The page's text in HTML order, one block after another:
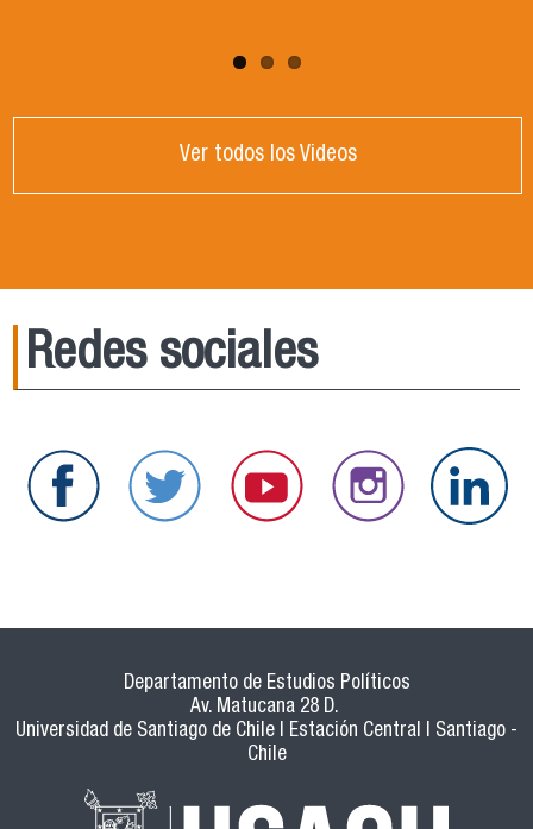
Ver todos los Videos
Redes sociales
Departamento de Estudios Políticos
Av. Matucana 28 D.
Universidad de Santiago de Chile | Estación Central | Santiago -
Chile